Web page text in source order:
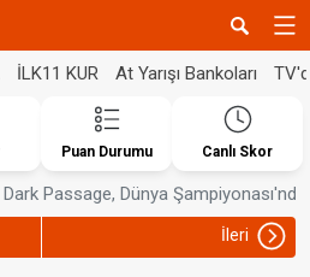
İLK11 KUR At Yarışı Bankoları
Puan Durumu Canlı Skor
Dark Passage, Dünya Şampiyonası'nda!
İleri